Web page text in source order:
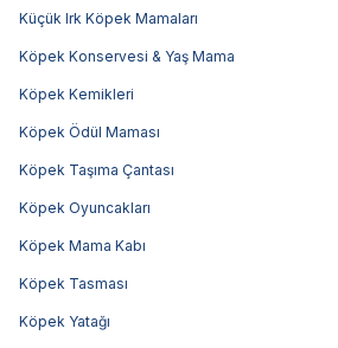
Küçük Irk Köpek Mamaları
Köpek Konservesi & Yaş Mama
Köpek Kemikleri
Köpek Ödül Maması
Köpek Taşıma Çantası
Köpek Oyuncakları
Köpek Mama Kabı
Köpek Tasması
Köpek Yatağı